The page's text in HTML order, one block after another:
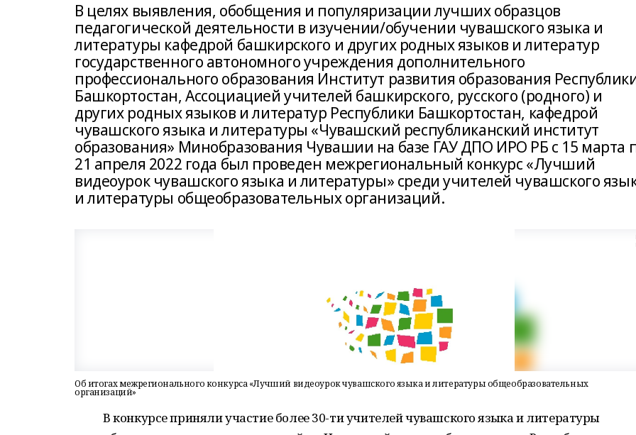
В целях выявления, обобщения и популяризации лучших образцов
педагогической деятельности в изучении/обучении чувашского языка и
литературы кафедрой башкирского и других родных языков и литератур
государственного автономного учреждения дополнительного
профессионального образования Институт развития образования
Башкортостан, Ассоциацией учителей башкирского, русского (родного) и
других родных языков и литератур Республики Башкортостан, кафедрой
чувашского языка и литературы «Чувашский республиканский институт
образования» Минобразования Чувашии на базе ГАУ ДПО ИРО РБ с 15 марта
21 апреля 2022 года был проведен межрегиональный конкурс «Лучший
видеоурок чувашского языка и литературы» среди учителей чувашского
и литературы общеобразовательных организаций.
Об итогах межрегионального конкурса «Лучший видеоурок чувашского языка и литературы общеобразовательных
организаций»
В конкурсе приняли участие более 30-ти учителей чувашского языка и литературы